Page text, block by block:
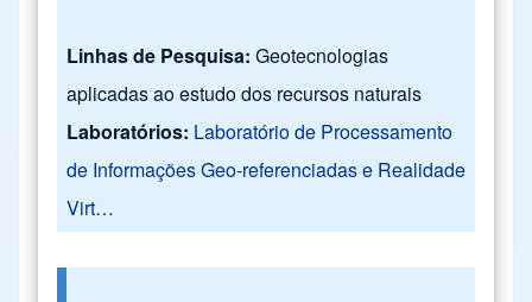
Linhas de Pesquisa: Geotecnologias
aplicadas ao estudo dos recursos naturais
Laboratórios: Laboratório de Processamento
de Informações Geo-referenciadas e Realidade
Virt…